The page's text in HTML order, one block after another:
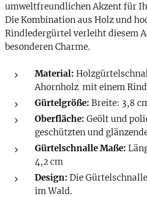
umweltfreundlichen Akzent für
Die Kombination aus Holz und
Rindledergürtel verleiht diesem
besonderen Charme.
Material:
Ahornholz mit einem
Gürtelgröße: Breite: 3,8
Oberfläche: Geölt und
geschützten und
Gürtelschnalle Maße:
4,2 cm
Design: Die
im Wald.